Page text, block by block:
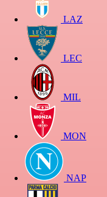
LAZ
LEC
MIL
MON
NAP